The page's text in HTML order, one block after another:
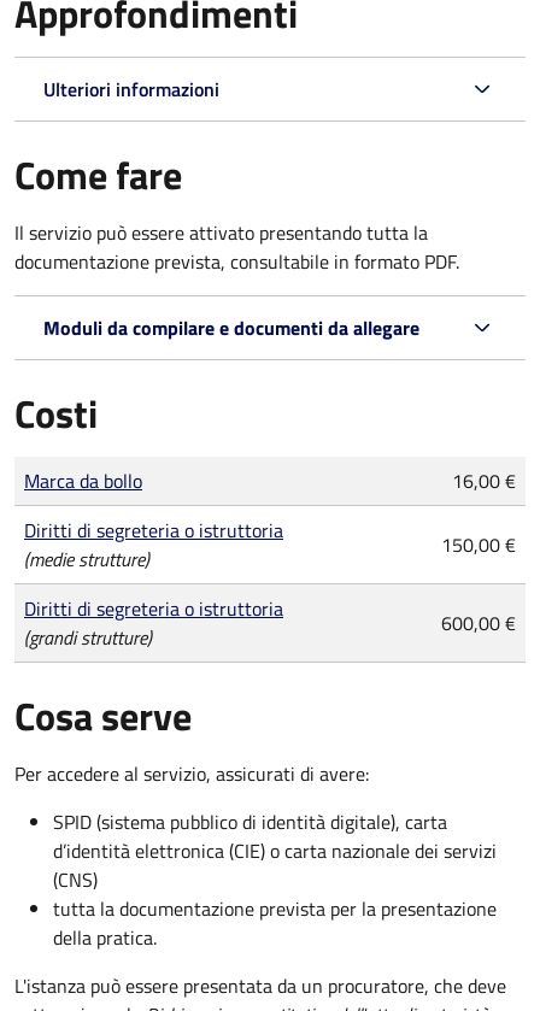
Approfondimenti
Ulteriori informazioni
Come fare
Il servizio può essere attivato presentando tutta la
documentazione prevista, consultabile in formato PDF.
Moduli da compilare e documenti da allegare
Costi
Tipo di pagamento
Importo
Marca da bollo
16,00 €
Diritti di segreteria o istruttoria
(medie strutture)
150,00 €
Diritti di segreteria o istruttoria
(grandi strutture)
600,00 €
Cosa serve
Per accedere al servizio, assicurati di avere:
SPID (sistema pubblico di identità digitale), carta
d’identità elettronica (CIE) o carta nazionale dei servizi
(CNS)
tutta la documentazione prevista per la presentazione
della pratica.
L'istanza può essere presentata da un procuratore, che deve